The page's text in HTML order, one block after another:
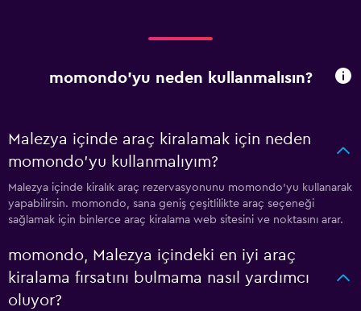
momondo'yu neden kullanmalısın?
Malezya içinde araç kiralamak için neden
momondo'yu kullanmalıyım?
Malezya içinde kiralık araç rezervasyonunu momondo'yu kullanarak
yapabilirsin. momondo, sana geniş çeşitlilikte araç seçeneği
sağlamak için binlerce araç kiralama web sitesini ve noktasını arar.
momondo, Malezya içindeki en iyi araç
kiralama fırsatını bulmama nasıl yardımcı
oluyor?